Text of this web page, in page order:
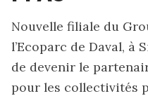
Nouvelle filiale du
l’Ecoparc de Daval, à
de devenir le
pour les collectivités